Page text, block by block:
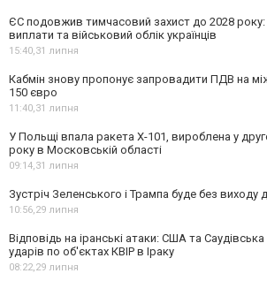
ЄС подовжив тимчасовий захист до 2028 року:
виплати та військовий облік українців
15:40,31 липня
Кабмін знову пропонує запровадити ПДВ на
150 євро
11:40,31 липня
У Польщі впала ракета Х-101, вироблена у
року в Московській області
09:14,31 липня
Зустріч Зеленського і Трампа буде без виходу
10:56,29 липня
Відповідь на іранські атаки: США та
ударів по об'єктах КВІР в Іраку
08:22,29 липня